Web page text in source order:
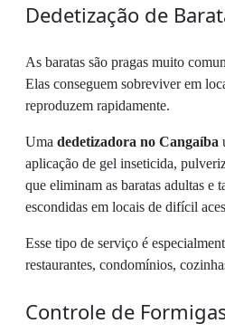
Dedetização de
As baratas são pragas muito
Elas conseguem sobreviver em
reproduzem rapidamente.
Uma dedetizadora no Cangaíba
aplicação de gel inseticida,
que eliminam as baratas adultas e
escondidas em locais de difícil
Esse tipo de serviço é
restaurantes, condomínios,
Controle de